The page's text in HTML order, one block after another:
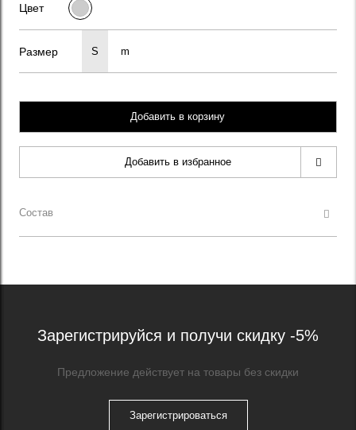
Цвет
Размер S m
Добавить в корзину
Добавить в избранное
Состав
Зарегистрируйся и получи скидку -5%
Предложение действует на товары без скидки
Зарегистрироваться